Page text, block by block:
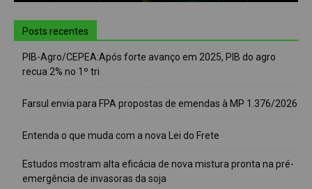
Posts recentes
PIB-Agro/CEPEA:Após forte avanço em 2025, PIB do agro
recua 2% no 1º tri
Farsul envia para FPA propostas de emendas à MP 1.376/2026
Entenda o que muda com a nova Lei do Frete
Estudos mostram alta eficácia de nova mistura pronta na pré-
emergência de invasoras da soja